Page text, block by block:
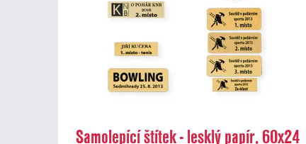
Samolepící štítek - lesklý papír, 60x24